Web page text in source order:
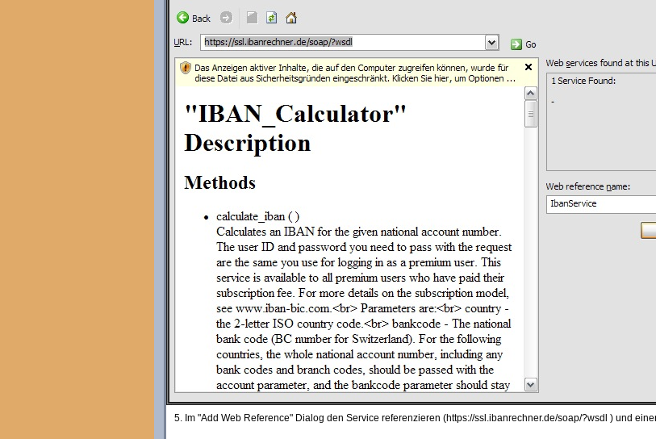
5. Im "Add Web Reference" Dialog den Service referenzieren (https://ssl.ibanrechner.de/soap/?wsdl ) und